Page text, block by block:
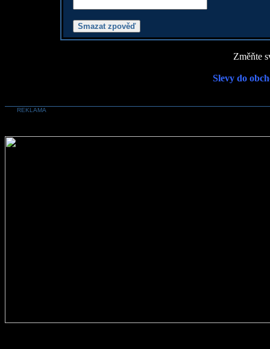
Změňte
Slevy do
REKLAMA